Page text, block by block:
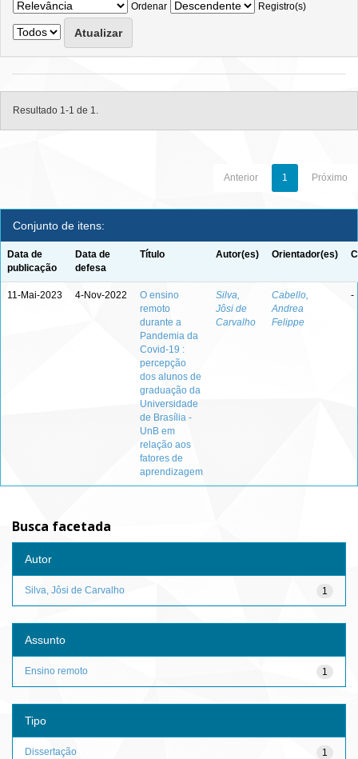
Ordenar
Registro(s)
Resultado 1-1 de 1.
Anterior 1 Próximo
Conjunto de itens:
Data de
publicação
Data de
defesa
Título Autor(es) Orientador(es)
11-Mai-2023 4-Nov-2022
O ensino
remoto
durante a
Pandemia da
Covid-19 :
percepção
dos alunos de
graduação da
Universidade
de Brasília -
UnB em
relação aos
fatores de
aprendizagem
Silva,
Jôsi de
Carvalho
Cabello,
Andrea
Felippe
-
Busca facetada
Autor
1
Silva, Jôsi de Carvalho
Assunto
1
Ensino remoto
Tipo
1
Dissertação